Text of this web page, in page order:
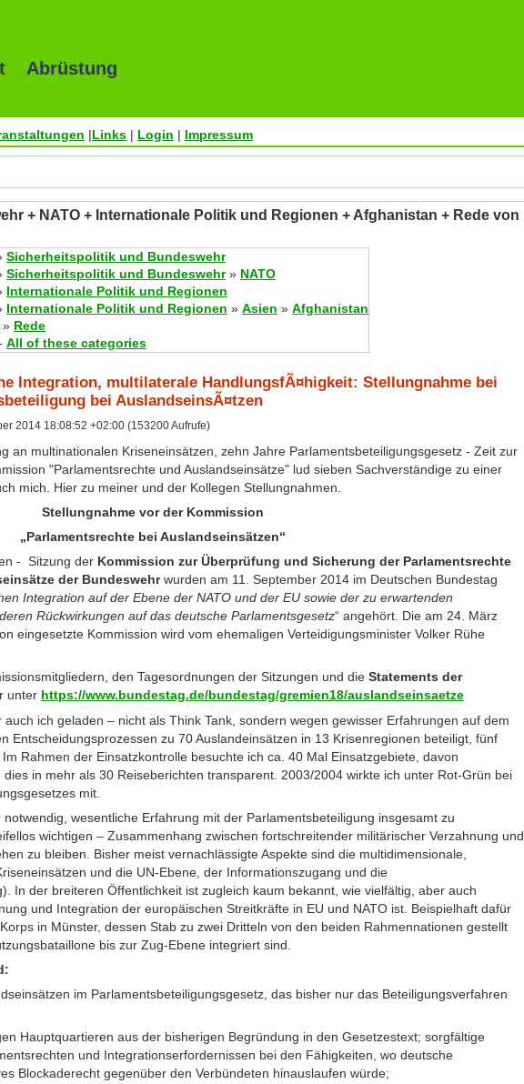
Abrüstung
|Links | Login | Impressum
+ NATO + Internationale Politik und Regionen + Afghanistan + Rede von
Sicherheitspolitik und Bundeswehr
Sicherheitspolitik und Bundeswehr» NATO
Internationale Politik und Regionen
Internationale Politik und Regionen » Asien » Afghanistan
» Rede
All of these categories
Integration, multilaterale HandlungsfÃ¤higkeit: Stellungnahme bei
bei AuslandseinsÃ¤tzen
2014 18:08:52 +02:00 (153200 Aufrufe)
an multinationalen Kriseneinsätzen, zehn Jahre Parlamentsbeteiligungsgesetz - Zeit zur
"Parlamentsrechte und Auslandseinsätze" lud sieben Sachverständige zu einer
mich. Hier zu meiner und der Kollegen Stellungnahmen.
Stellungnahme vor der Kommission
„Parlamentsrechte bei Auslandseinsätzen“
- Sitzung der Kommission zur Überprüfung und Sicherung der Parlamentsrechte
der Bundeswehrwurden am 11. September 2014 im Deutschen Bundestag
Integration auf der Ebene der NATO und der EU sowie der zu erwartenden
Rückwirkungen auf das deutsche Parlamentsgesetz“ angehört. Die am 24. März
eingesetzte Kommission wird vom ehemaligen Verteidigungsminister Volker Rühe
den Tagesordnungen der Sitzungen und die Statements der
unter https://www.bundestag.de/bundestag/gremien18/auslandseinsaetze
ich geladen – nicht als Think Tank, sondern wegen gewisser Erfahrungen auf dem
Entscheidungsprozessen zu 70 Auslandeinsätzen in 13 Krisenregionen beteiligt, fünf
Rahmen der Einsatzkontrolle besuchte ich ca. 40 Mal Einsatzgebiete, davon
in mehr als 30 Reiseberichten transparent. 2003/2004 wirkte ich unter Rot-Grün bei
mit.
wesentliche Erfahrung mit der Parlamentsbeteiligung insgesamt zu
wichtigen – Zusammenhang zwischen fortschreitender militärischer Verzahnung und
zu bleiben. Bisher meist vernachlässigte Aspekte sind die multidimensionale,
und die UN-Ebene, der Informationszugang und die
In der breiteren Öffentlichkeit ist zugleich kaum bekannt, wie vielfältig, aber auch
und Integration der europäischen Streitkräfte in EU und NATO ist. Beispielhaft dafür
in Münster, dessen Stab zu zwei Dritteln von den beiden Rahmennationen gestellt
bis zur Zug-Ebene integriert sind.
im Parlamentsbeteiligungsgesetz, das bisher nur das Beteiligungsverfahren
Hauptquartieren aus der bisherigen Begründung in den Gesetzestext; sorgfältige
und Integrationserfordernissen bei den Fähigkeiten, wo deutsche
Blockaderecht gegenüber den Verbündeten hinauslaufen würde;